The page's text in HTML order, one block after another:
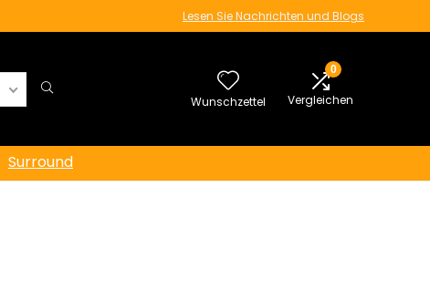
Lesen Sie Nachrichten und Blogs
Wunschzettel
0
Vergleichen
Surround